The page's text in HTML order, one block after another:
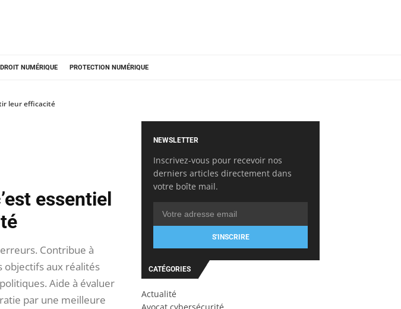
DROIT NUMÉRIQUE PROTECTION NUMÉRIQUE
leur efficacité
essentiel
Contribue à
objectifs aux réalités
Aide à évaluer
par une meilleure
NEWSLETTER
Inscrivez-vous pour recevoir nos
derniers articles directement dans
votre boîte mail.
S'INSCRIRE
CATÉGORIES
Actualité